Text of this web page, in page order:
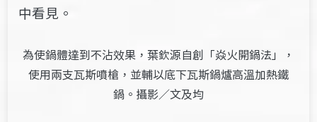
中看見。
為使鍋體達到不沾效果，葉欽源自創「焱火開鍋法」，
使用兩支瓦斯噴槍，並輔以底下瓦斯鍋爐高溫加熱鐵
鍋。攝影／文及均